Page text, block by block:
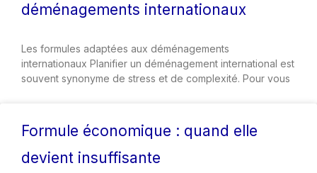
déménagements internationaux
Les formules adaptées aux déménagements
internationaux Planifier un déménagement international est
souvent synonyme de stress et de complexité. Pour vous
Formule économique : quand elle
devient insuffisante